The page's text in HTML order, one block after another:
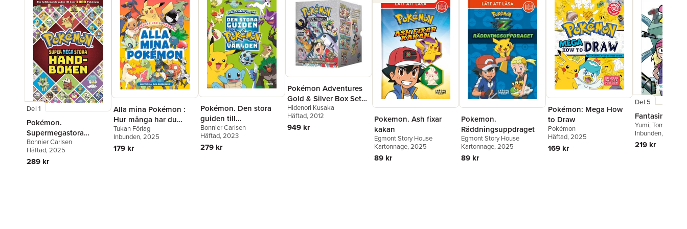
Del 1
Pokémon.
Supermegastora
handboken
Bonnier Carlsen
Häftad, 2025
289 kr
Alla mina Pokémon :
Hur många har du
fångat?
Tukan Förlag
Inbunden, 2025
179 kr
Pokémon. Den stora
guiden till
Pokémonvärlden
Bonnier Carlsen
Häftad, 2023
279 kr
Pokémon Adventures
Gold & Silver Box Set
(Set Includes Vols. 8-14)
Hidenori Kusaka
Häftad, 2012
949 kr
Pokemon. Ash fixar
kakan
Egmont Story House
Kartonnage, 2025
89 kr
Pokemon.
Räddningsuppdraget
Egmont Story House
Kartonnage, 2025
89 kr
Pokémon: Mega How
to Draw
Pokémon
Häftad, 2025
169 kr
Del 5
Yumi,Tomu
Inbunden, 2026
219 kr